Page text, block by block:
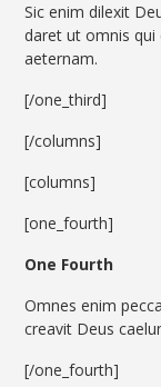
Sic enim dilexit
daret ut omnis
aeternam.
[/one_third]
[/columns]
[columns]
[one_fourth]
One Fourth
Omnes enim
creavit Deus
[/one_fourth]